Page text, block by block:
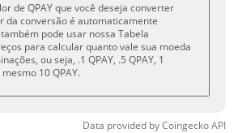
de QPAY que você deseja converter
da conversão é automaticamente
pode usar nossa Tabela
para calcular quanto vale sua moeda
ou seja, .1 QPAY, .5 QPAY, 1
mesmo 10 QPAY.
Data provided byCoingeckoAPI